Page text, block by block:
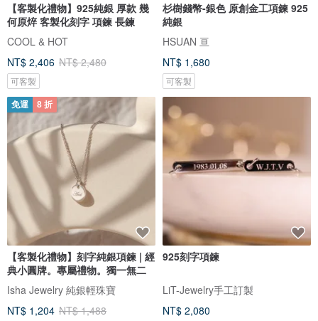
【客製化禮物】925純銀 厚款 幾
何原焠 客製化刻字 項鍊 長鍊
COOL & HOT
NT$ 2,406 NT$ 2,480
可客製
杉樹錢幣-銀色 原創金工項鍊 925
純銀
HSUAN 亘
NT$ 1,680
可客製
免運 8 折
【客製化禮物】刻字純銀項鍊 | 經
典小圓牌。專屬禮物。獨一無二
Isha Jewelry 純銀輕珠寶
NT$ 1,204 NT$ 1,488
925刻字項鍊
LiT-Jewelry手工訂製
NT$ 2,080